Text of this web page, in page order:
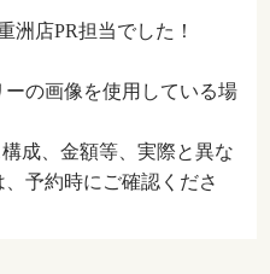
洲店PR担当でした！
の画像を使用している場
成、金額等、実際と異な
予約時にご確認くださ